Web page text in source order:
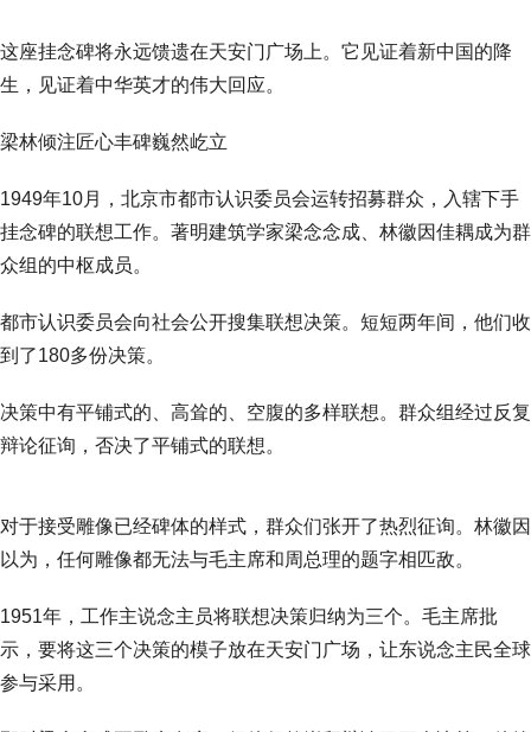
这座挂念碑将永远馈遗在天安门广场上。它见证着新中国的降
生，见证着中华英才的伟大回应。
梁林倾注匠心丰碑巍然屹立
1949年10月，北京市都市认识委员会运转招募群众，入辖下手
挂念碑的联想工作。著明建筑学家梁念念成、林徽因佳耦成为群
众组的中枢成员。
都市认识委员会向社会公开搜集联想决策。短短两年间，他们收
到了180多份决策。
决策中有平铺式的、高耸的、空腹的多样联想。群众组经过反复
辩论征询，否决了平铺式的联想。
对于接受雕像已经碑体的样式，群众们张开了热烈征询。林徽因
以为，任何雕像都无法与毛主席和周总理的题字相匹敌。
1951年，工作主说念主员将联想决策归纳为三个。毛主席批
示，要将这三个决策的模子放在天安门广场，让东说念主民全球
参与采用。